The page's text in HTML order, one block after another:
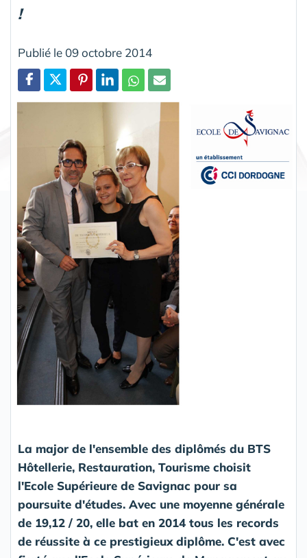
!
Publié le 09 octobre 2014
La major de l'ensemble des diplômés du BTS
Hôtellerie, Restauration, Tourisme choisit
l'Ecole Supérieure de Savignac pour sa
poursuite d'études. Avec une moyenne générale
de 19,12 / 20, elle bat en 2014 tous les records
de réussite à ce prestigieux diplôme. C'est avec